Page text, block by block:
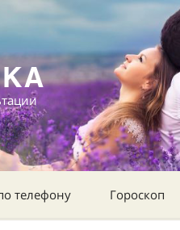
телефону Гороскоп